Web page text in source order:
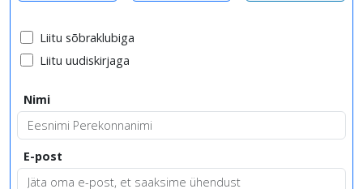
Liitu sõbraklubiga
Liitu uudiskirjaga
Nimi
E-post